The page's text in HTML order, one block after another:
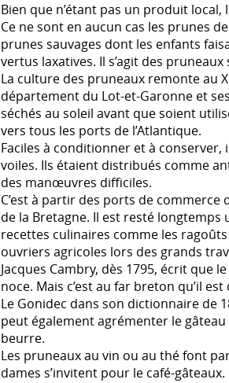
Bien que n’étant pas un produit
Ce ne sont en aucun cas les prunes
prunes sauvages dont les enfants
vertus laxatives. Il s’agit des
La culture des pruneaux remonte au
département du Lot-et-Garonne et
séchés au soleil avant que soient
vers tous les ports de l’Atlantique.
Faciles à conditionner et à
voiles. Ils étaient distribués comme
des manœuvres difficiles.
C’est à partir des ports de commerce
de la Bretagne. Il est resté
recettes culinaires comme les
ouvriers agricoles lors des grands
Jacques Cambry, dès 1795, écrit que
noce. Mais c’est au far breton qu’il
Le Gonidec dans son dictionnaire de
peut également agrémenter le
beurre.
Les pruneaux au vin ou au thé font
dames s’invitent pour le café-gâteaux.